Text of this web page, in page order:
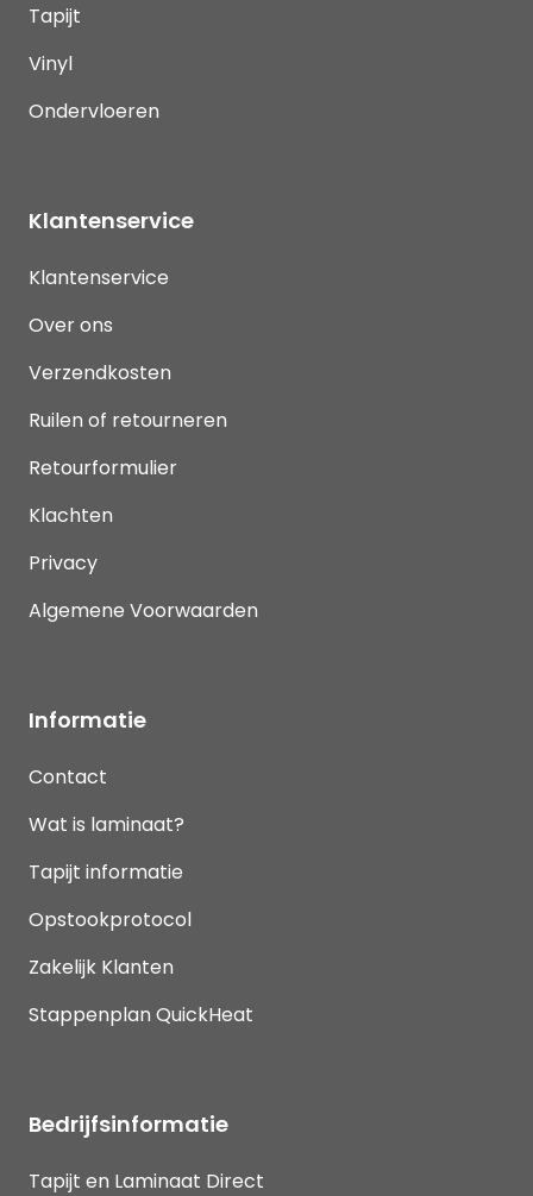
Tapijt
Vinyl
Ondervloeren
Klantenservice
Klantenservice
Over ons
Verzendkosten
Ruilen of retourneren
Retourformulier
Klachten
Privacy
Algemene Voorwaarden
Informatie
Contact
Wat is laminaat?
Tapijt informatie
Opstookprotocol
Zakelijk Klanten
Stappenplan QuickHeat
Bedrijfsinformatie
Tapijt en Laminaat Direct